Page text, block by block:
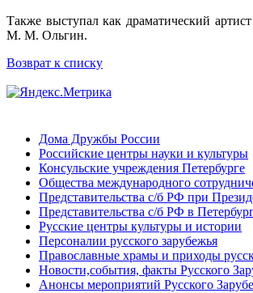
Также выступал как драматический
М. М. Ольгин.
Возврат к списку
Дома Дружбы России
Российские центры науки и культуры
Консульские учреждения Петербурге
Общества международного
Представительства с/б РФ при
Представительства с/б РФ в
Русские центры культуры и истории
Персоналии русского зарубежья
Православные храмы и приходы
Новости,события, факты Русского
Анонсы мероприятий Русского